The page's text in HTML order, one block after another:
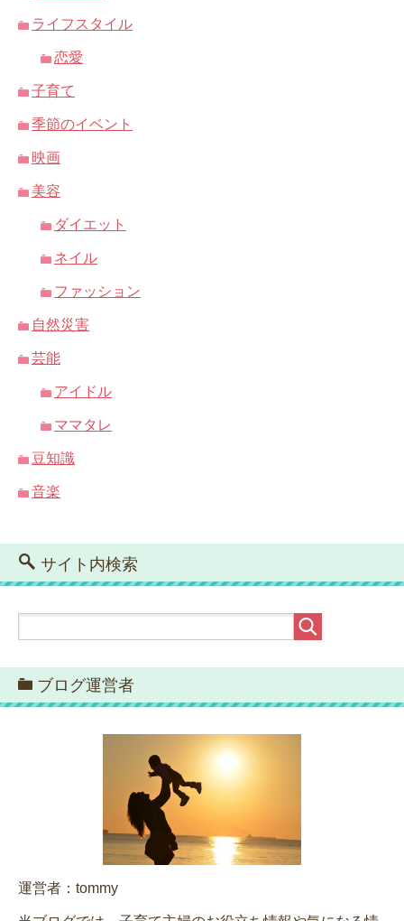
ライフスタイル
恋愛
子育て
季節のイベント
映画
美容
ダイエット
ネイル
ファッション
自然災害
芸能
アイドル
ママタレ
豆知識
音楽
サイト内検索
ブログ運営者
運営者：tommy